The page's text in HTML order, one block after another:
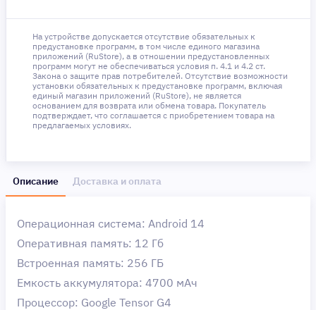
На устройстве допускается отсутствие обязательных к
предустановке программ, в том числе единого магазина
приложений (RuStore), а в отношении предустановленных
программ могут не обеспечиваться условия п. 4.1 и 4.2 ст.
Закона о защите прав потребителей. Отсутствие возможности
установки обязательных к предустановке программ, включая
единый магазин приложений (RuStore), не является
основанием для возврата или обмена товара. Покупатель
подтверждает, что соглашается с приобретением товара на
предлагаемых условиях.
Описание Доставка и оплата
Операционная система: Android 14
Оперативная память: 12 Гб
Встроенная память: 256 ГБ
Емкость аккумулятора: 4700 мAч
Процессор: Google Tensor G4